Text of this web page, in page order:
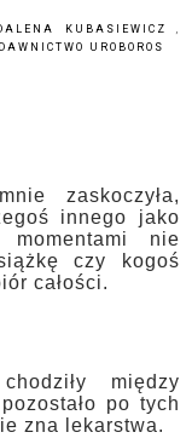
KUBASIEWICZ ,
UROBOROS
zaskoczyła,
innego jako
momentami nie
czy kogoś
całości.
między
po tych
zna lekarstwa.